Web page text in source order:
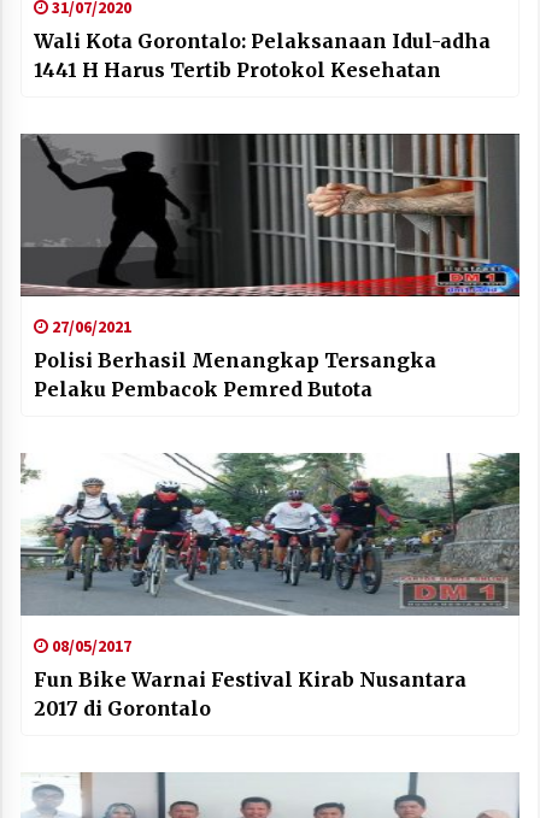
31/07/2020
Wali Kota Gorontalo: Pelaksanaan Idul-adha
1441 H Harus Tertib Protokol Kesehatan
27/06/2021
Polisi Berhasil Menangkap Tersangka
Pelaku Pembacok Pemred Butota
08/05/2017
Fun Bike Warnai Festival Kirab Nusantara
2017 di Gorontalo